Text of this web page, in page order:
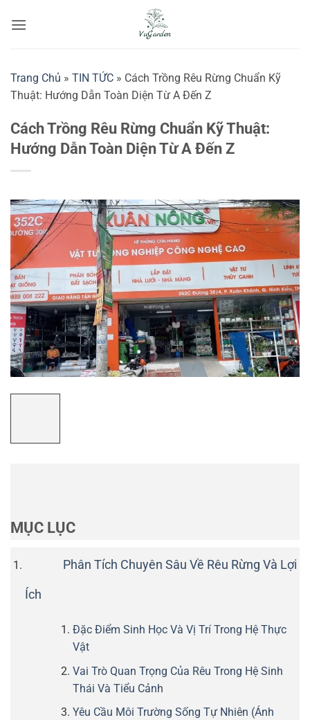
qua
Trang Chủ » TIN TỨC » Cách Trồng Rêu Rừng Chuẩn Kỹ
Thuật: Hướng Dẫn Toàn Diện Từ A Đến Z
Cách Trồng Rêu Rừng Chuẩn Kỹ Thuật:
Hướng Dẫn Toàn Diện Từ A Đến Z
MỤC LỤC
Phân Tích Chuyên Sâu Về Rêu Rừng Và Lợi
Ích
Đặc Điểm Sinh Học Và Vị Trí Trong Hệ Thực
Vật
Vai Trò Quan Trọng Của Rêu Trong Hệ Sinh
Thái Và Tiểu Cảnh
Yêu Cầu Môi Trường Sống Tự Nhiên (Ánh